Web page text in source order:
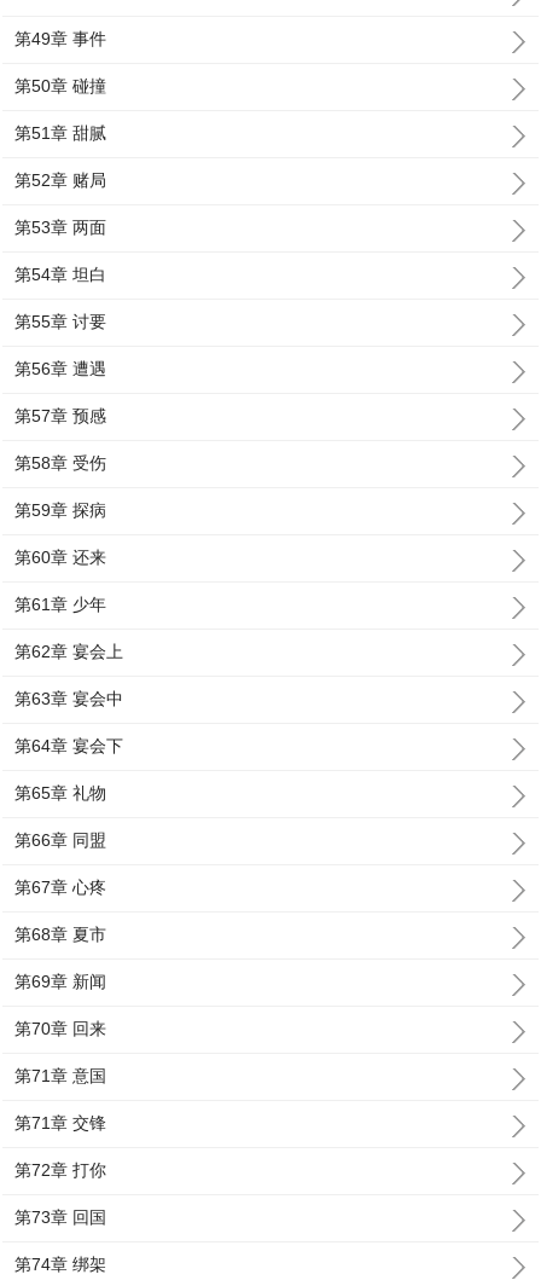
第49章 事件
第50章 碰撞
第51章 甜腻
第52章 赌局
第53章 两面
第54章 坦白
第55章 讨要
第56章 遭遇
第57章 预感
第58章 受伤
第59章 探病
第60章 还来
第61章 少年
第62章 宴会上
第63章 宴会中
第64章 宴会下
第65章 礼物
第66章 同盟
第67章 心疼
第68章 夏市
第69章 新闻
第70章 回来
第71章 意国
第71章 交锋
第72章 打你
第73章 回国
第74章 绑架